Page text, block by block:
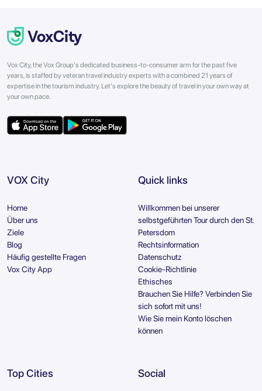
Vox City, the Vox Group's dedicated business-to-consumer arm for the past five
years, is staffed by veteran travel industry experts with a combined 21 years of
expertise in the tourism industry. Let's explore the beauty of travel in your own way at
your own pace.
VOX City
Home
Über uns
Ziele
Blog
Häufig gestellte Fragen
Vox City App
Quick links
Willkommen bei unserer
selbstgeführten Tour durch den St.
Petersdom
Rechtsinformation
Datenschutz
Cookie-Richtlinie
Ethisches
Brauchen Sie Hilfe? Verbinden Sie
sich sofort mit uns!
Wie Sie mein Konto löschen
können
Top Cities Social